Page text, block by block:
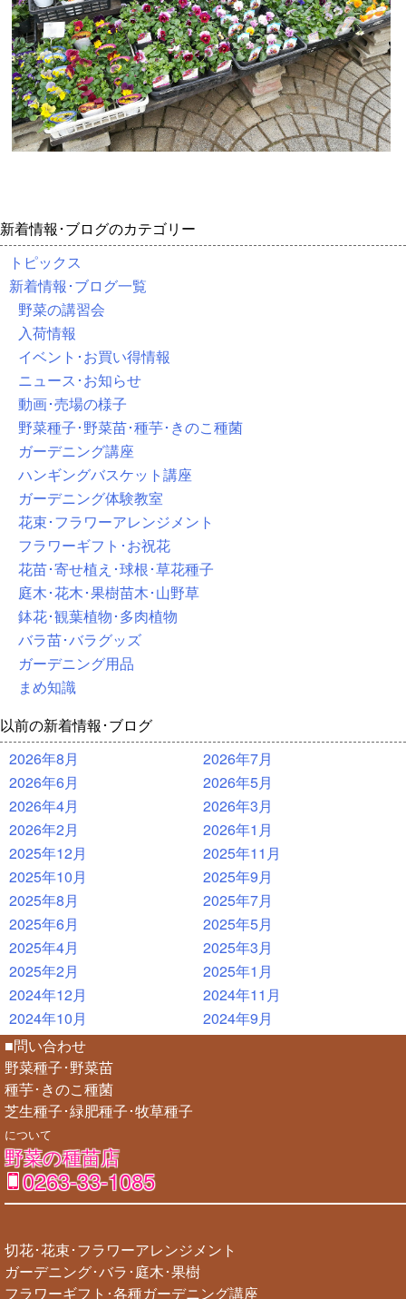
新着情報･ブログのカテゴリー
トピックス
新着情報･ブログ一覧
野菜の講習会
入荷情報
イベント･お買い得情報
ニュース･お知らせ
動画･売場の様子
野菜種子･野菜苗･種芋･きのこ種菌
ガーデニング講座
ハンギングバスケット講座
ガーデニング体験教室
花束･フラワーアレンジメント
フラワーギフト･お祝花
花苗･寄せ植え･球根･草花種子
庭木･花木･果樹苗木･山野草
鉢花･観葉植物･多肉植物
バラ苗･バラグッズ
ガーデニング用品
まめ知識
以前の新着情報･ブログ
2026年8月
2026年7月
2026年6月
2026年5月
2026年4月
2026年3月
2026年2月
2026年1月
2025年12月
2025年11月
2025年10月
2025年9月
2025年8月
2025年7月
2025年6月
2025年5月
2025年4月
2025年3月
2025年2月
2025年1月
2024年12月
2024年11月
2024年10月
2024年9月
■問い合わせ
野菜種子･野菜苗
種芋･きのこ種菌
芝生種子･緑肥種子･牧草種子
について
野菜の種苗店
0263-33-1085
切花･花束･フラワーアレンジメント
ガーデニング･バラ･庭木･果樹
フラワーギフト･各種ガーデニング講座